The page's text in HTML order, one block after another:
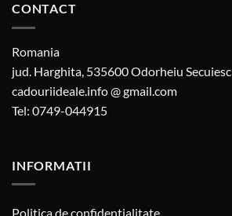
CONTACT
Romania
jud. Harghita, 535600 Odorheiu Secuiesc
cadouriideale.info @ gmail.com
Tel: 0749-044915
INFORMATII
Politica de confidentialitate